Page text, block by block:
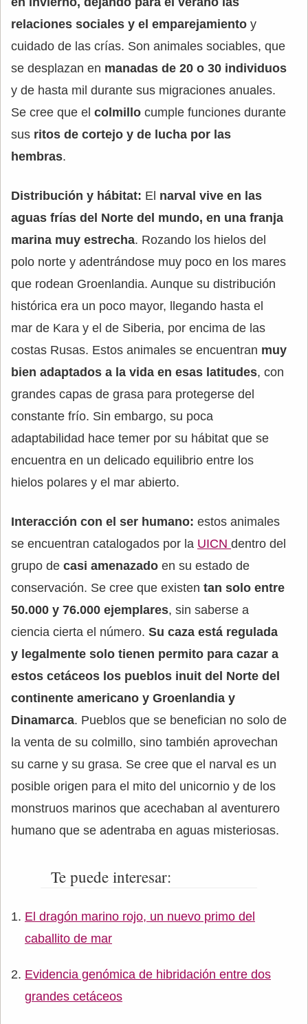
relaciones sociales y el emparejamiento y
cuidado de las crías. Son animales sociables, que
se desplazan en manadas de 20 o 30 individuos
y de hasta mil durante sus migraciones anuales.
Se cree que el colmillo cumple funciones durante
sus ritos de cortejo y de lucha por las
hembras.
Distribución y hábitat: El narval vive en las
aguas frías del Norte del mundo, en una franja
marina muy estrecha. Rozando los hielos del
polo norte y adentrándose muy poco en los mares
que rodean Groenlandia. Aunque su distribución
histórica era un poco mayor, llegando hasta el
mar de Kara y el de Siberia, por encima de las
costas Rusas. Estos animales se encuentran muy
bien adaptados a la vida en esas latitudes, con
grandes capas de grasa para protegerse del
constante frío. Sin embargo, su poca
adaptabilidad hace temer por su hábitat que se
encuentra en un delicado equilibrio entre los
hielos polares y el mar abierto.
Interacción con el ser humano: estos animales
se encuentran catalogados por la UICN dentro del
grupo de casi amenazado en su estado de
conservación. Se cree que existen tan solo entre
50.000 y 76.000 ejemplares, sin saberse a
ciencia cierta el número. Su caza está regulada
y legalmente solo tienen permito para cazar a
estos cetáceos los pueblos inuit del Norte del
continente americano y Groenlandia y
Dinamarca. Pueblos que se benefician no solo de
la venta de su colmillo, sino también aprovechan
su carne y su grasa. Se cree que el narval es un
posible origen para el mito del unicornio y de los
monstruos marinos que acechaban al aventurero
humano que se adentraba en aguas misteriosas.
Te puede interesar:
El dragón marino rojo, un nuevo primo del
caballito de mar
Evidencia genómica de hibridación entre dos
grandes cetáceos